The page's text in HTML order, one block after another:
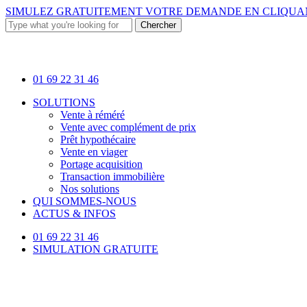
Skip
to
main
SIMULEZ GRATUITEMENT VOTRE DEMANDE EN
Chercher
01 69 22 31 46
Menu
SOLUTIONS
Vente à réméré
Vente avec complément de prix
Prêt hypothécaire
Vente en viager
Portage acquisition
Transaction immobilière
Nos solutions
QUI SOMMES-NOUS
ACTUS & INFOS
01 69 22 31 46
SIMULATION GRATUITE